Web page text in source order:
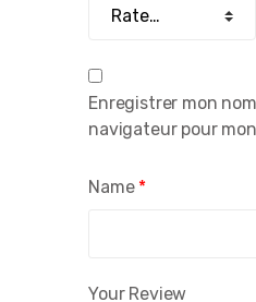
Your Review
Name *
Enregistrer mon
navigateur pour